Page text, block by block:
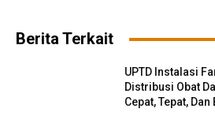
Berita Terkait
UPTD Instalasi
Distribusi Obat
Cepat, Tepat,